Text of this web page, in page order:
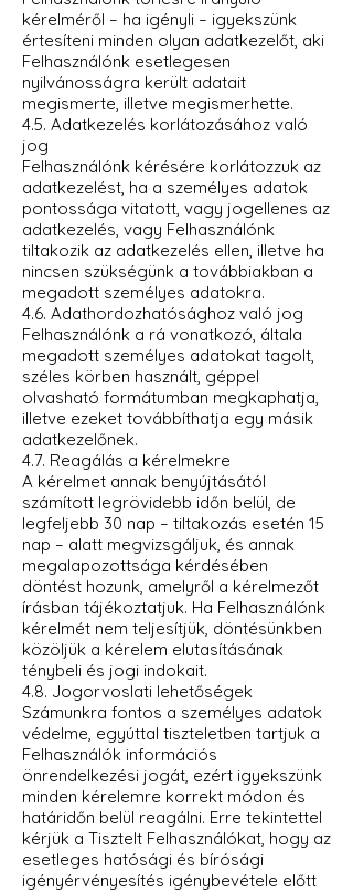
kérelméről – ha igényli – igyekszünk
értesíteni minden olyan adatkezelőt, aki
Felhasználónk esetlegesen
nyilvánosságra került adatait
megismerte, illetve megismerhette.
4.5. Adatkezelés korlátozásához való
jog
Felhasználónk kérésére korlátozzuk az
adatkezelést, ha a személyes adatok
pontossága vitatott, vagy jogellenes az
adatkezelés, vagy Felhasználónk
tiltakozik az adatkezelés ellen, illetve ha
nincsen szükségünk a továbbiakban a
megadott személyes adatokra.
4.6. Adathordozhatósághoz való jog
Felhasználónk a rá vonatkozó, általa
megadott személyes adatokat tagolt,
széles körben használt, géppel
olvasható formátumban megkaphatja,
illetve ezeket továbbíthatja egy másik
adatkezelőnek.
4.7. Reagálás a kérelmekre
A kérelmet annak benyújtásától
számított legrövidebb időn belül, de
legfeljebb 30 nap – tiltakozás esetén 15
nap – alatt megvizsgáljuk, és annak
megalapozottsága kérdésében
döntést hozunk, amelyről a kérelmezőt
írásban tájékoztatjuk. Ha Felhasználónk
kérelmét nem teljesítjük, döntésünkben
közöljük a kérelem elutasításának
ténybeli és jogi indokait.
4.8. Jogorvoslati lehetőségek
Számunkra fontos a személyes adatok
védelme, egyúttal tiszteletben tartjuk a
Felhasználók információs
önrendelkezési jogát, ezért igyekszünk
minden kérelemre korrekt módon és
határidőn belül reagálni. Erre tekintettel
kérjük a Tisztelt Felhasználókat, hogy az
esetleges hatósági és bírósági
igényérvényesítés igénybevétele előtt